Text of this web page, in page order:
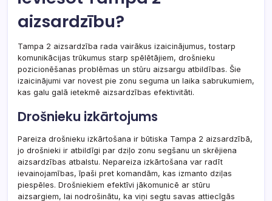
aizsardzību?
Tampa 2 aizsardzība rada vairākus izaicinājumus, tostarp
komunikācijas trūkumus starp spēlētājiem, drošnieku
pozicionēšanas problēmas un stūru aizsargu atbildības. Šie
izaicinājumi var novest pie zonu seguma un laika sabrukumiem,
kas galu galā ietekmē aizsardzības efektivitāti.
Drošnieku izkārtojums
Pareiza drošnieku izkārtošana ir būtiska Tampa 2 aizsardzībā,
jo drošnieki ir atbildīgi par dziļo zonu segšanu un skrējiena
aizsardzības atbalstu. Nepareiza izkārtošana var radīt
ievainojamības, īpaši pret komandām, kas izmanto dziļas
piespēles. Drošniekiem efektīvi jākomunicē ar stūru
aizsargiem, lai nodrošinātu, ka viņi segtu savas attiecīgās